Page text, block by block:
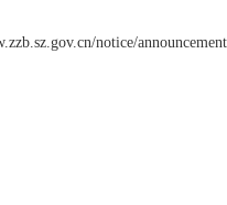
notice/announcement/